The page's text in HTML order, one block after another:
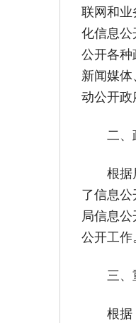
联网和
化信息
公开各种
新闻媒
动公开
二、政
根据局
了信息
局信息
公开工作。
三、重
根据《